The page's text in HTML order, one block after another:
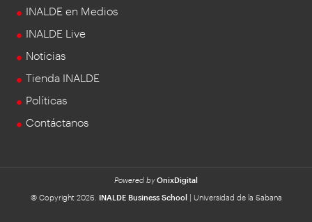
INALDE en Medios
INALDE Live
Noticias
Tienda INALDE
Políticas
Contáctanos
Powered by OnixDigital
© Copyright 2026.
INALDE Business School| Universidad de la Sabana